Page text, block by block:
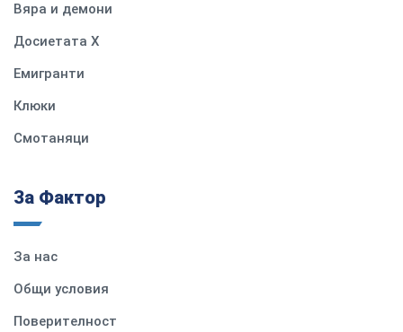
Вяра и демони
Досиетата Х
Емигранти
Клюки
Смотаняци
За Фактор
За нас
Общи условия
Поверителност